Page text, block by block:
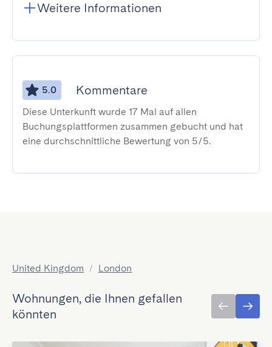
Weitere Informationen
5.0 Kommentare
Diese Unterkunft wurde 17 Mal auf allen
Buchungsplattformen zusammen gebucht und hat
eine durchschnittliche Bewertung von 5/5.
United Kingdom / London
Wohnungen, die Ihnen gefallen
könnten